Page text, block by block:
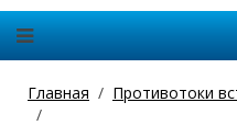
Главная Противотоки